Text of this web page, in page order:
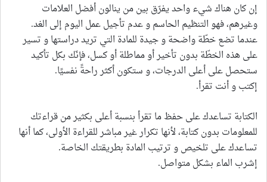
إن كان هناك شيء واحد يفرّق بين من ينالون أفضل العلامات
وغيرهم، فهو التنظيم الحاسم و عدم تأجيل عمل اليوم إلى الغد.
عندما تضع خطّة واضحة و جيدة للمادة التي تريد دراستها و تسير
على هذه الخطّة بدون تأخير أو مماطلة أو كسل، فإنّك بكل تأكيد
ستحصل على أعلى الدرجات، و ستكون أكثر راحةً نفسيًا.
إكتب و أنت تقرأ.
الكتابة تساعدك على حفظ ما تقرأ بنسبة أعلى بكثير من قراءتك
للمعلومات بدون كتابة، لأنها تكرار غير مباشر للقراءة الأولى، كما أنها
تساعدك على تلخيص و ترتيب المادة بطريقتك الخاصة.
إشرب الماء بشكل متواصل.